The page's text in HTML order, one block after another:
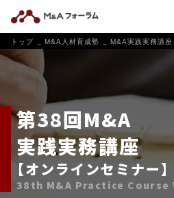
トップ M&A人材育成塾 M&A実践実務講座
第38回M&A
実践実務講座
【オンラインセミナー】
38th M&A Practice Course